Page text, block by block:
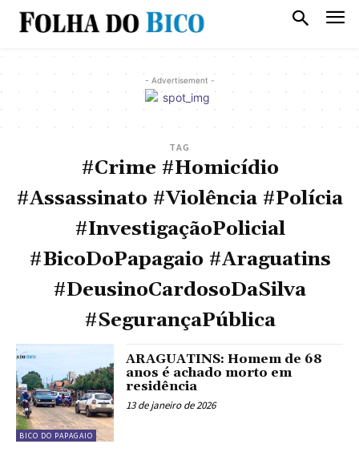
- Advertisement -
TAG
#Crime #Homicídio
#Assassinato #Violência #Polícia
#InvestigaçãoPolicial
#BicoDoPapagaio #Araguatins
#DeusinoCardosoDaSilva
#SegurançaPública
BICO DO PAPAGAIO
ARAGUATINS: Homem de 68
anos é achado morto em
residência
13 de janeiro de 2026